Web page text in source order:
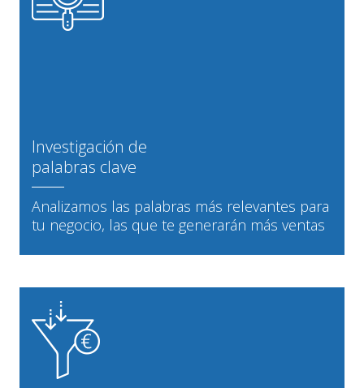
Investigación de
palabras clave
Analizamos las palabras más relevantes para
tu negocio, las que te generarán más ventas